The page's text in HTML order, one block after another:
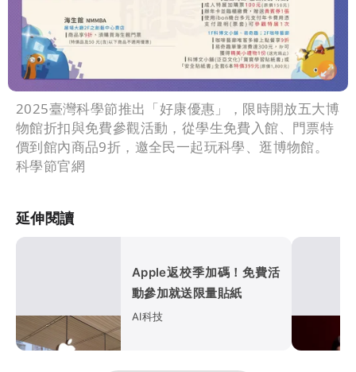
2025臺灣科學節推出「好康優惠」，限時開放五大博
物館折扣與免費參觀活動，從學生免費入館、門票特
價到館內商品9折，邀全民一起玩科學、逛博物館。
科學節官網
延伸閱讀
Apple返校季加碼！免費活
動參加就送限量貼紙
AI科技